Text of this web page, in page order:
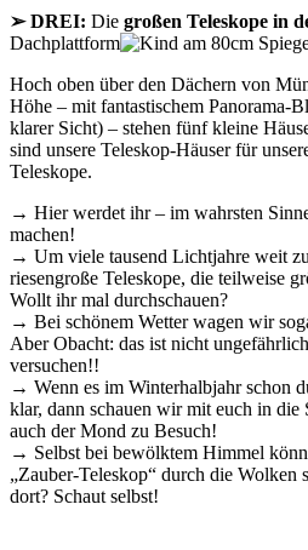
➢ DREI: Die großen Teleskope in
Dachplattform
Hoch oben über den Dächern von
Höhe – mit fantastischem Panorama-
klarer Sicht) – stehen fünf kleine
sind unsere Teleskop-Häuser für
Teleskope.
→ Hier werdet ihr – im wahrsten
machen!
→ Um viele tausend Lichtjahre weit
riesengroße Teleskope, die teilweise
Wollt ihr mal durchschauen?
→ Bei schönem Wetter wagen wir
Aber Obacht: das ist nicht
versuchen!!
→ Wenn es im Winterhalbjahr schon
klar, dann schauen wir mit euch in die
auch der Mond zu Besuch!
→ Selbst bei bewölktem Himmel
„Zauber-Teleskop“ durch die
dort? Schaut selbst!